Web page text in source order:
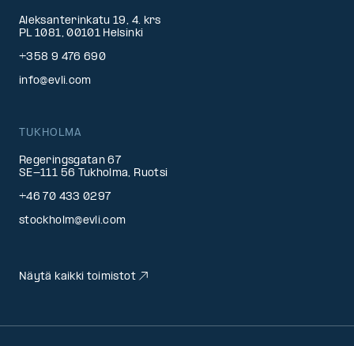
Aleksanterinkatu 19, 4. krs
PL 1081, 00101 Helsinki
+358 9 476 690
info@evli.com
TUKHOLMA
Regeringsgatan 67
SE-111 56 Tukholma, Ruotsi
+46 70 433 0297
stockholm@evli.com
Näytä kaikki toimistot